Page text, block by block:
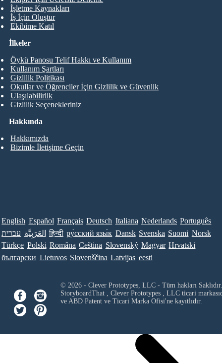
İşletme Kaynakları
İş İçin Oluştur
Ekibime Katıl
Hakkında
Hakkımızda
Bizimle İletişime Geçin
İlkeler
Öykü Panosu Telif Hakkı ve Kullanım
Kullanım Şartları
Gizlilik Politikası
Okullar ve Öğrenciler İçin Gizlilik ve Güvenlik
Ulaşılabilirlik
Gizlilik Seçenekleriniz
English Español Français Deutsch Italiana Nederlands Português
עברית العَرَبِيَّة हिन्दी ру́сский язы́к Dansk Svenska Suomi Norsk
Türkçe Polski Româna Ceština Slovenský Magyar Hrvatski
български Lietuvos Slovenščina Latvijas eesti
© 2026 - Clever Prototypes, LLC - Tüm hakları Saklıdır.
StoryboardThat , Clever Prototypes , LLCticari
ve ABD Patent ve Ticari Marka Ofisi'ne kayıtlıdır.